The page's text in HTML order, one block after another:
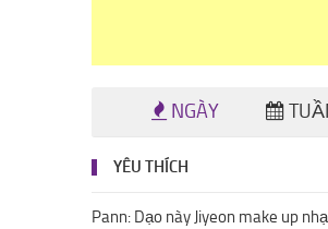
NGÀY
YÊU THÍCH
Pann: Dạo này Jiyeon make up